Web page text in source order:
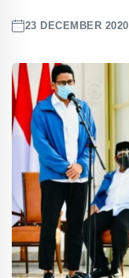
23 DECEMBER 2020